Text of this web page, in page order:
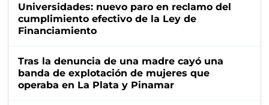
Universidades: nuevo paro en reclamo del
cumplimiento efectivo de la Ley de
Financiamiento
Tras la denuncia de una madre cayó una
banda de explotación de mujeres que
operaba en La Plata y Pinamar